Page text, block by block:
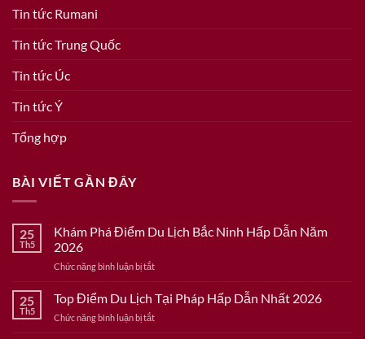
Tin tức Rumani
Tin tức Trung Quốc
Tin tức Úc
Tin tức Ý
Tổng hợp
BÀI VIẾT GẦN ĐÂY
25
Th5
Khám Phá Điểm Du Lịch Bắc Ninh Hấp Dẫn Năm
2026
Chức năng bình luận bị tắtở
Phá
Điểm
Du
25
Th5
Top Điểm Du Lịch Tại Pháp Hấp Dẫn Nhất 2026
Chức năng bình luận bị tắtở